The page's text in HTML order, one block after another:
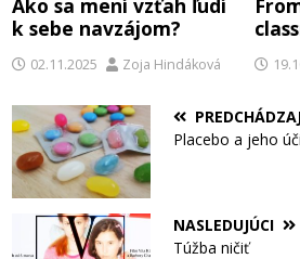
Ako sa mení vzťah ľudí
k sebe navzájom?
02.11.2025 Zoja Hindáková
Placebo a jeho
NASLEDUJÚCI
Túžba ničiť